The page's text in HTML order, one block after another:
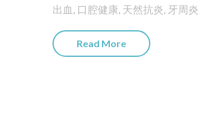
出血, 口腔健康, 天然抗炎, 牙周炎
Read More